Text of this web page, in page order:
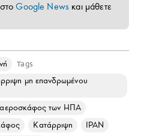
στοGoogle News και μάθετε
Tags
μη επανδρωμένου
αεροσκάφος των ΗΠΑ
Κατάρριψη
ΙΡΑΝ